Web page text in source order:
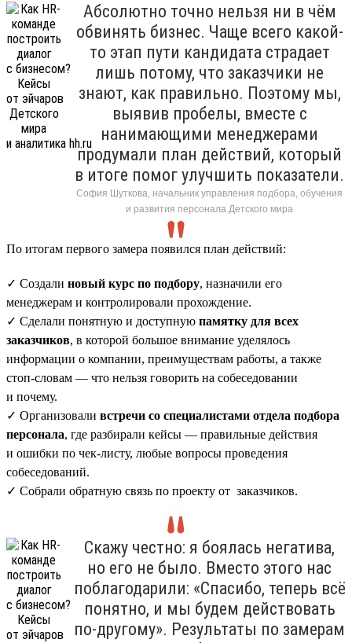
Абсолютно точно нельзя ни в чём
обвинять бизнес. Чаще всего какой-
то этап пути кандидата страдает
лишь потому, что заказчики не
знают, как правильно. Поэтому мы,
выявив пробелы, вместе с
нанимающими менеджерами
продумали план действий, который
в итоге помог улучшить показатели.
София Шуткова, начальник управления подбора, обучения
и развития персонала Детского мира
По итогам первого замера появился план действий:
✓ Создали новый курс по подбору, назначили его
менеджерам и контролировали прохождение.
✓ Сделали понятную и доступную памятку для всех
заказчиков, в которой большое внимание уделялось
информации о компании, преимуществам работы, а также
стоп-словам — что нельзя говорить на собеседовании
и почему.
✓ Организовали встречи со специалистами отдела подбора
персонала, где разбирали кейсы — правильные действия
и ошибки по чек-листу, любые вопросы проведения
собеседований.
✓ Собрали обратную связь по проекту от заказчиков.
Скажу честно: я боялась негатива,
но его не было. Вместо этого нас
поблагодарили: «Спасибо, теперь всё
понятно, и мы будем действовать
по-другому». Результаты по замерам